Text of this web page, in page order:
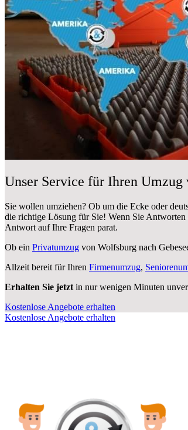
Unser Service für Ihren Umzug
Sie wollen umziehen? Ob um die Ecke oder
die richtige Lösung für Sie! Wenn Sie
Antwort auf Ihre Fragen parat.
Ob ein Privatumzug von Wolfsburg nach
Allzeit bereit für Ihren Firmenumzug,
Erhalten Sie jetzt in nur wenigen Minuten
Kostenlose Angebote erhalten
Kostenlose Angebote erhalten